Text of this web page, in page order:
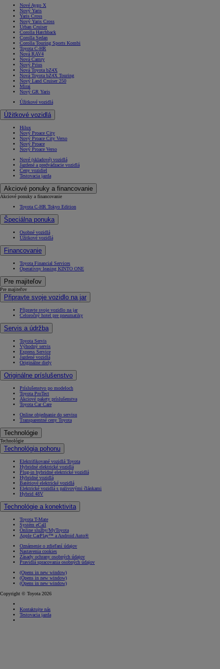
Nové Aygo X
Nový Yaris
Yaris Cross
Nový Yaris Cross
Urban Cruiser
Corolla Hatchback
Corolla Sedan
Corolla Touring Sports Kombi
Toyota C-HR
Nová RAV4
Nová Camry
Nový Prius
Nová Toyota bZ4X
Nová Toyota bZ4X Touring
Nový Land Cruiser 250
Mirai
Nový GR Yaris
Úžitkové vozidlá
Úžitkové vozidlá
Hilux
Nový Proace City
Nový Proace City Verso
Nový Proace
Nový Proace Verso
Nové (skladové) vozidlá
Jazdené a predvádzacie vozidlá
Ceny vozidiel
Testovacia jazda
Akciové ponuky a financovanie
Akciové ponuky a financovanie
Toyota C-HR Tokyo Edition
Špeciálna ponuka
Osobné vozidlá
Úžitkové vozidlá
Financovanie
Toyota Financial Services
Operatívny leasing KINTO ONE
Pre majiteľov
Pre majiteľov
Připravte svoje vozidlo na jar
Připravte svoje vozidlo na jar
Celoročný hotel pre pneumatiky
Servis a údržba
Toyota Servis
Výhodný servis
Express Service
Jazdené vozidlá
Originálne diely
Originálne príslušenstvo
Príslušenstvo po modeloch
Toyota ProTect
Akciové pakety príslušenstva
Toyota Car Care
Online objednanie do servisu
Transparentné ceny Toyota
Technológie
Technológie
Technológia pohonu
Elektrifikované vozidlá Toyota
Hybridné elektrické vozidlá
Plug-in hybridné elektrické vozidlá
Hybridné vozidlá
Batériové elektrické vozidlá
Elektrické vozidlá s palivovými článkami
Hybrid 48V
Technológie a konektivita
Toyota T-Mate
Systém eCall
Online služby/MyToyota
Apple CarPlay™ a Android Auto®
Oznámenie o zdieľaní údajov
Nastavenia cookies
Zásady ochrany osobných údajov
Pravidlá spracovania osobných údajov
(Opens in new window)
(Opens in new window)
(Opens in new window)
Copyright © Toyota 2026
Kontaktujte nás
Testovacia jazda